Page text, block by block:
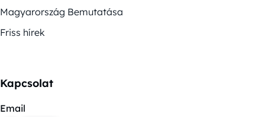
Magyarország Bemutatása
Friss hírek
Kapcsolat
Email